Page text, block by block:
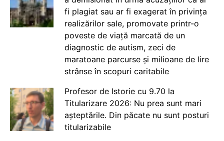
fi plagiat sau ar fi exagerat în privința
realizărilor sale, promovate printr-o
poveste de viață marcată de un
diagnostic de autism, zeci de
maratoane parcurse și milioane de lire
strânse în scopuri caritabile
Profesor de Istorie cu 9.70 la
Titularizare 2026: Nu prea sunt mari
așteptările. Din păcate nu sunt posturi
titularizabile